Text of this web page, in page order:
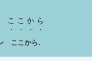
ここから
ここから.